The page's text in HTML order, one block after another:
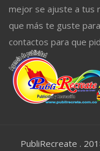
mejor se ajuste a tus
que más te guste
contactos para que
PubliRecreate .